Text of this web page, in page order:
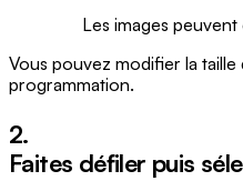
Les images
Vous pouvez modifier la
programmation.
2.
Faites défiler puis